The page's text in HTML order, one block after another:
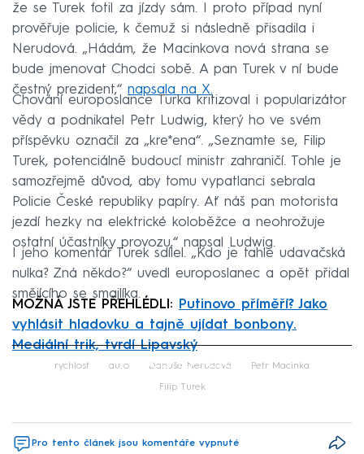
že se Turek fotil za jízdy sám. I proto případ nyní
prověřuje policie, k čemuž si následně přisadila i
Nerudová. „Hádám, že Macinkova nová strana se
bude jmenovat Chodci sobě. A pan Turek v ní bude
čestný prezident,“ napsala na X.
Chování europoslance Turka kritizoval i popularizátor
vědy a podnikatel Petr Ludwig, který ho ve svém
příspěvku označil za „kre*ena“. „Seznamte se, Filip
Turek, potenciálně budoucí ministr zahraničí. Tohle je
samozřejmě důvod, aby tomu vypatlanci sebrala
Policie České republiky papíry. Ať náš pan motorista
jezdí hezky na elektrické koloběžce a neohrožuje
ostatní účastníky provozu,“ napsal Ludwig.
I jeho komentář Turek sdílel. „Kdo je tahle udavačská
nulka? Zná někdo?“ uvedl europoslanec a opět přidal
smějícího se smajlíka.
MOŽNÁ JSTE PŘEHLÉDLI:
Putinovo příměří? Jako
vyhlásit hladovku a tajně ujídat bonbony.
Mediální trik, tvrdí Lipavský
Failed to fetch
rychlost auto Danuše Nerudová Petr Macinka
Filip Turek
Pro tento článek jsou komentáře vypnuté